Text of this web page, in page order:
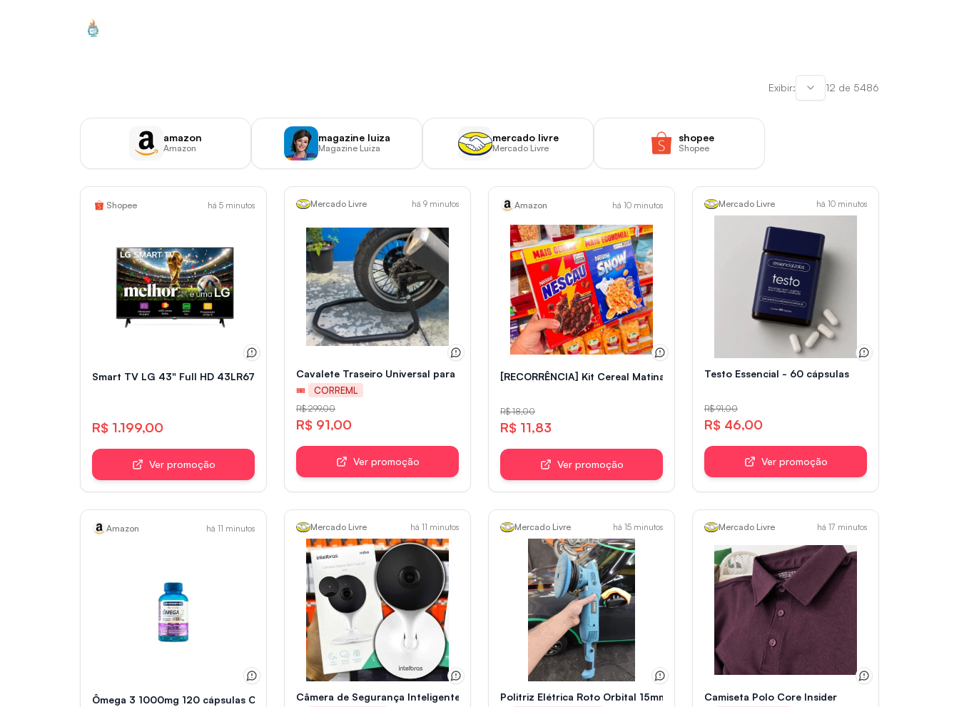
Exibir: 12 de 5486
amazon
Amazon
magazine luiza
Magazine Luiza
mercado livre
Mercado Livre
shopee
Shopee
Shopee há 5 minutos
Smart TV LG 43" Full HD 43LR6700PSA HDR10 Pro
R$ 1.199,00
Ver promoção
Mercado Livre há 9 minutos
Cavalete Traseiro Universal para Manutenção de Moto com Suporte para Balança
🎟 CORREML
R$ 299,00
R$ 91,00
Ver promoção
Amazon há 10 minutos
[RECORRÊNCIA] Kit Cereal Matinal Chocolate Nescau 210g + Snow Flakes 230g
R$ 18,00
R$ 11,83
Ver promoção
Mercado Livre há 10 minutos
Testo Essencial - 60 cápsulas
R$ 91,00
R$ 46,00
Ver promoção
Amazon há 11 minutos
Ômega 3 1000mg 120 cápsulas Catarinense
Mercado Livre há 11 minutos
Câmera de Segurança Inteligente Intelbras iM3 C Branca
Mercado Livre há 15 minutos
Politriz Elétrica Roto Orbital 15mm 5 e 6 Pol 1600W - Dobevi
Mercado Livre há 17 minutos
Camiseta Polo Core Insider